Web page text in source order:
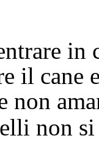
in
il cane
non
non